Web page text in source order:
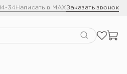
34Написать в MAXЗаказать звонок